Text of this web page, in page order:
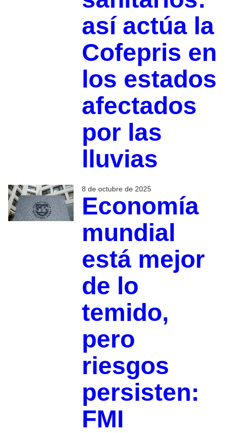
así actúa la
Cofepris en
los estados
afectados
por las
lluvias
8 de octubre de 2025
Economía
mundial
está mejor
de lo
temido,
pero
riesgos
persisten:
FMI